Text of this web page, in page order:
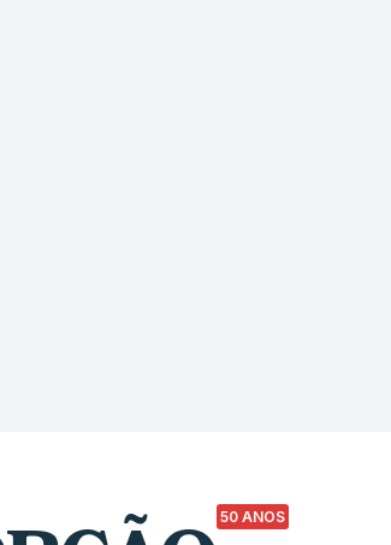
50 ANOS